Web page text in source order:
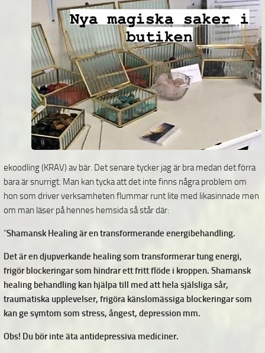
ekoodling (KRAV) av bär. Det senare tycker jag är bra medan det förra
bara är snurrigt. Man kan tycka att det inte finns några problem om
hon som driver verksamheten flummar runt lite med likasinnade men
om man läser på hennes hemsida så står där:
”Shamansk Healing är en transformerande energibehandling.
Det är en djupverkande healing som transformerar tung energi,
frigör blockeringar som hindrar ett fritt flöde i kroppen. Shamansk
healing behandling kan hjälpa till med att hela själsliga sår,
traumatiska upplevelser, frigöra känslomässiga blockeringar som
kan ge symtom som stress, ångest, depression mm.
Obs! Du bör inte äta antidepressiva mediciner.